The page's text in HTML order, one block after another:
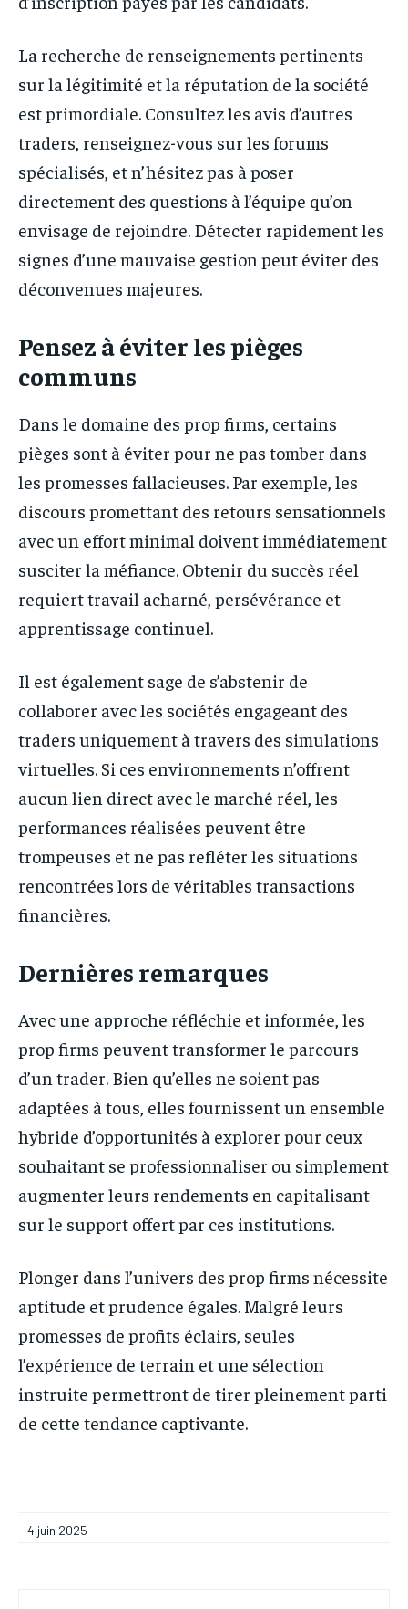
La recherche de renseignements pertinents
sur la légitimité et la réputation de la société
est primordiale. Consultez les avis d’autres
traders, renseignez-vous sur les forums
spécialisés, et n’hésitez pas à poser
directement des questions à l’équipe qu’on
envisage de rejoindre. Détecter rapidement les
signes d’une mauvaise gestion peut éviter des
déconvenues majeures.
Pensez à éviter les pièges
communs
Dans le domaine des prop firms, certains
pièges sont à éviter pour ne pas tomber dans
les promesses fallacieuses. Par exemple, les
discours promettant des retours sensationnels
avec un effort minimal doivent immédiatement
susciter la méfiance. Obtenir du succès réel
requiert travail acharné, persévérance et
apprentissage continuel.
Il est également sage de s’abstenir de
collaborer avec les sociétés engageant des
traders uniquement à travers des simulations
virtuelles. Si ces environnements n’offrent
aucun lien direct avec le marché réel, les
performances réalisées peuvent être
trompeuses et ne pas refléter les situations
rencontrées lors de véritables transactions
financières.
Dernières remarques
Avec une approche réfléchie et informée, les
prop firms peuvent transformer le parcours
d’un trader. Bien qu’elles ne soient pas
adaptées à tous, elles fournissent un ensemble
hybride d’opportunités à explorer pour ceux
souhaitant se professionnaliser ou simplement
augmenter leurs rendements en capitalisant
sur le support offert par ces institutions.
Plonger dans l’univers des prop firms nécessite
aptitude et prudence égales. Malgré leurs
promesses de profits éclairs, seules
l’expérience de terrain et une sélection
instruite permettront de tirer pleinement parti
de cette tendance captivante.
4 juin 2025